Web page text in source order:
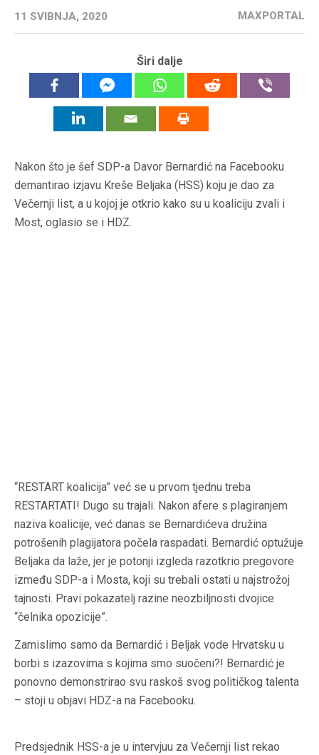
11 SVIBNJA, 2020 MAXPORTAL
Širi dalje
Nakon što je šef SDP-a Davor Bernardić na Facebooku
demantirao izjavu Kreše Beljaka (HSS) koju je dao za
Večernji list, a u kojoj je otkrio kako su u koaliciju zvali i
Most, oglasio se i HDZ.
“RESTART koalicija” već se u prvom tjednu treba
RESTARTATI! Dugo su trajali. Nakon afere s plagiranjem
naziva koalicije, već danas se Bernardićeva družina
potrošenih plagijatora počela raspadati. Bernardić optužuje
Beljaka da laže, jer je potonji izgleda razotkrio pregovore
između SDP-a i Mosta, koji su trebali ostati u najstrožoj
tajnosti. Pravi pokazatelj razine neozbiljnosti dvojice
“čelnika opozicije”.
Zamislimo samo da Bernardić i Beljak vode Hrvatsku u
borbi s izazovima s kojima smo suočeni?! Bernardić je
ponovno demonstrirao svu raskoš svog političkog talenta
– stoji u objavi HDZ-a na Facebooku.
Predsjednik HSS-a je u intervjuu za Večernji list rekao